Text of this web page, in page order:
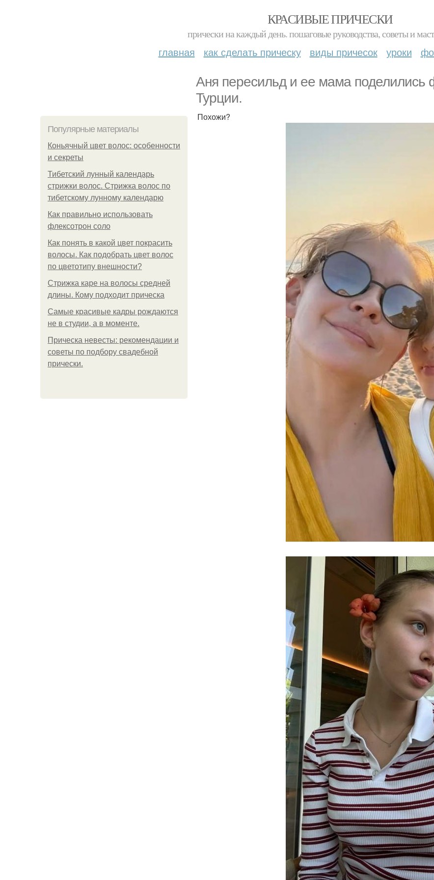
КРАСИВЫЕ ПРИЧЕСКИ
прически на каждый день. пошаговые руководства, советы и
главная как сделать прическу виды причесок уроки
Аня пересильд и ее мама поделились
Турции.
Популярные материалы
Коньячный цвет волос: особенности
и секреты
Тибетский лунный календарь
стрижки волос. Стрижка волос по
тибетскому лунному календарю
Как правильно использовать
флексотрон соло
Как понять в какой цвет покрасить
волосы. Как подобрать цвет волос
по цветотипу внешности?
Стрижка каре на волосы средней
длины. Кому подходит прическа
Самые красивые кадры рождаются
не в студии, а в моменте.
Прическа невесты: рекомендации и
советы по подбору свадебной
прически.
Похожи?